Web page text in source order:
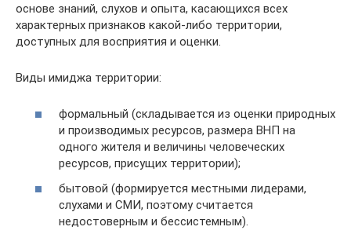
основе знаний, слухов и опыта, касающихся всех
характерных признаков какой-либо территории,
доступных для восприятия и оценки.
Виды имиджа территории:
формальный (складывается из оценки природных
и производимых ресурсов, размера ВНП на
одного жителя и величины человеческих
ресурсов, присущих территории);
бытовой (формируется местными лидерами,
слухами и СМИ, поэтому считается
недостоверным и бессистемным).